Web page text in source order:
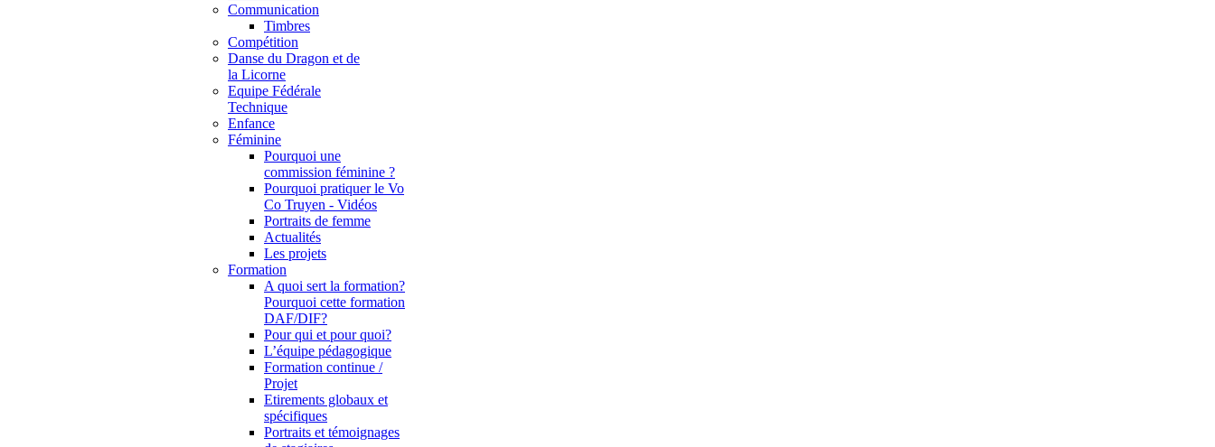
Communication
Timbres
Compétition
Danse du Dragon et de
la Licorne
Equipe Fédérale
Technique
Enfance
Féminine
Pourquoi une
commission féminine ?
Pourquoi pratiquer le Vo
Co Truyen - Vidéos
Portraits de femme
Actualités
Les projets
Formation
A quoi sert la formation?
Pourquoi cette formation
DAF/DIF?
Pour qui et pour quoi?
L’équipe pédagogique
Formation continue /
Projet
Etirements globaux et
spécifiques
Portraits et témoignages